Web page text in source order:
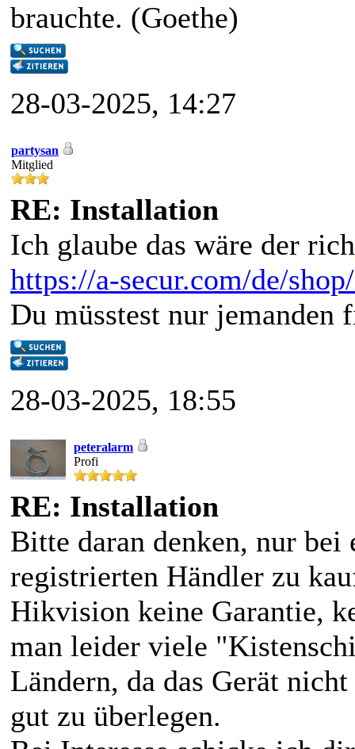
brauchte. (Goethe)
28-03-2025, 14:27
partysan
Mitglied
RE: Installation
Ich glaube das wäre der
https://a-secur.com/de/
Du müsstest nur jemanden
28-03-2025, 18:55
peteralarm
Profi
RE: Installation
Bitte daran denken, nur
registrierten Händler zu
Hikvision keine Garantie,
man leider viele
Ländern, da das Gerät
gut zu überlegen.